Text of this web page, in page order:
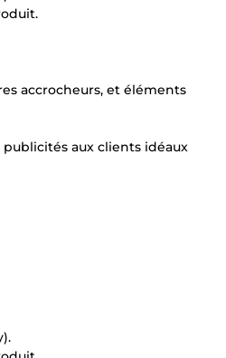
accrocheurs, et éléments
aux clients idéaux